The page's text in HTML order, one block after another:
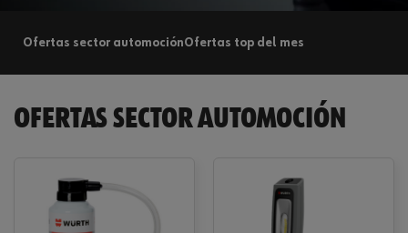
Ofertas sector automociónOfertas top del mes
OFERTAS SECTOR AUTOMOCIÓN